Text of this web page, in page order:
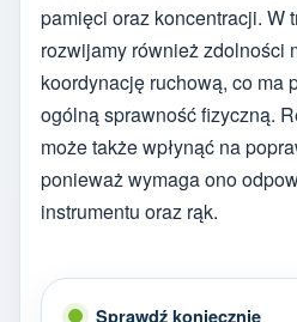
pamięci oraz koncentracji. W
rozwijamy również zdolności
koordynację ruchową, co ma
ogólną sprawność fizyczną.
może także wpłynąć na
ponieważ wymaga ono
instrumentu oraz rąk.
Sprawdź koniecznie